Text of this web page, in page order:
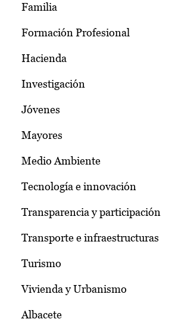
Familia
Formación Profesional
Hacienda
Investigación
Jóvenes
Mayores
Medio Ambiente
Tecnología e innovación
Transparencia y participación
Transporte e infraestructuras
Turismo
Vivienda y Urbanismo
Albacete